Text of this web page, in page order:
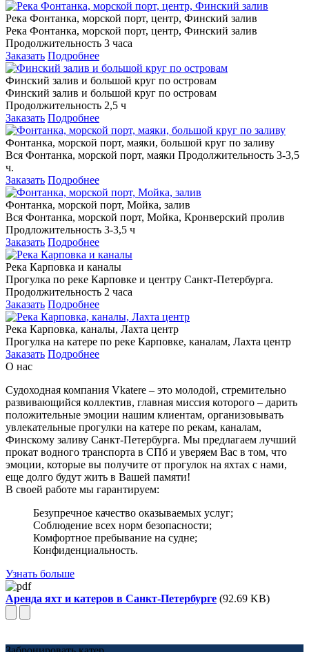
Река Фонтанка, морской порт, центр, Финский залив
Река Фонтанка, морской порт, центр, Финский залив
Продолжительность 3 часа
Заказать Подробнее
Финский залив и большой круг по островам
Финский залив и большой круг по островам
Продолжительность 2,5 ч
Заказать Подробнее
Фонтанка, морской порт, маяки, большой круг по заливу
Вся Фонтанка, морской порт, маяки Продолжительность 3-3,5
ч.
Заказать Подробнее
Фонтанка, морской порт, Мойка, залив
Вся Фонтанка, морской порт, Мойка, Кронверский пролив
Продложительность 3-3,5 ч
Заказать Подробнее
Река Карповка и каналы
Прогулка по реке Карповке и центру Санкт-Петербурга.
Продолжительность 2 часа
Заказать Подробнее
Река Карповка, каналы, Лахта центр
Прогулка на катере по реке Карповке, каналам, Лахта центр
Заказать Подробнее
О нас
Судоходная компания Vkatere – это молодой, стремительно
развивающийся коллектив, главная миссия которого – дарить
положительные эмоции нашим клиентам, организовывать
увлекательные прогулки на катере по рекам, каналам,
Финскому заливу Санкт-Петербурга. Мы предлагаем лучший
прокат водного транспорта в СПб и уверяем Вас в том, что
эмоции, которые вы получите от прогулок на яхтах с нами,
еще долго будут жить в Вашей памяти!
В своей работе мы гарантируем:
Безупречное качество оказываемых услуг;
Соблюдение всех норм безопасности;
Комфортное пребывание на судне;
Конфиденциальность.
Узнать больше
Аренда яхт и катеров в Санкт-Петербурге (92.69 KB)